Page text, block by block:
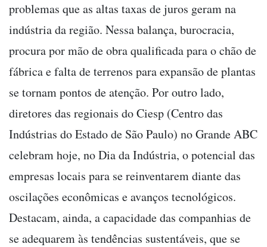
problemas que as altas taxas de juros geram na
indústria da região. Nessa balança, burocracia,
procura por mão de obra qualificada para o chão de
fábrica e falta de terrenos para expansão de plantas
se tornam pontos de atenção. Por outro lado,
diretores das regionais do Ciesp (Centro das
Indústrias do Estado de São Paulo) no Grande ABC
celebram hoje, no Dia da Indústria, o potencial das
empresas locais para se reinventarem diante das
oscilações econômicas e avanços tecnológicos.
Destacam, ainda, a capacidade das companhias de
se adequarem às tendências sustentáveis, que se